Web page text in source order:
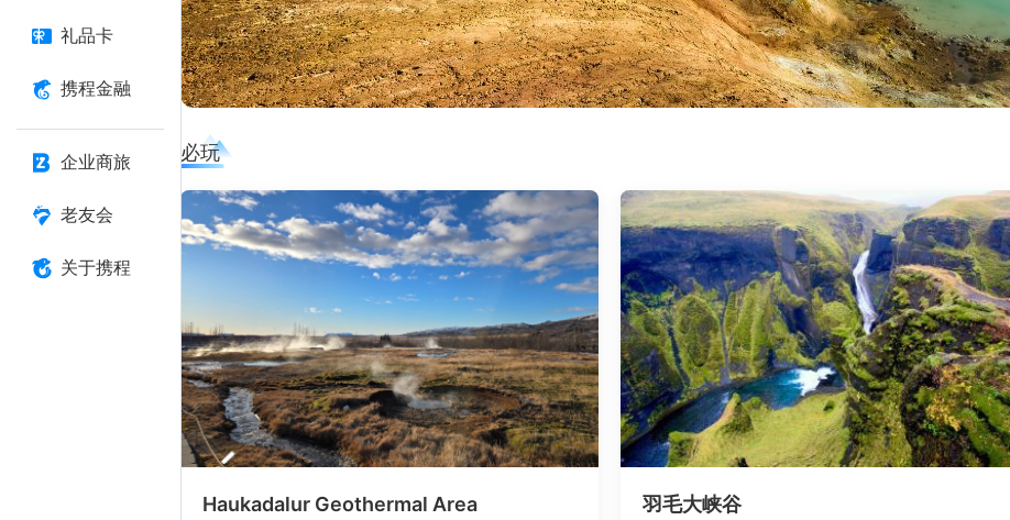
礼品卡
携程金融
企业商旅
老友会
关于携程
必玩
Haukadalur Geothermal Area 羽毛大峡谷